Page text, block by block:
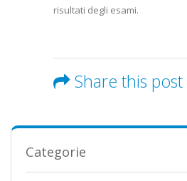
risultati degli esami.
Share this post
Categorie